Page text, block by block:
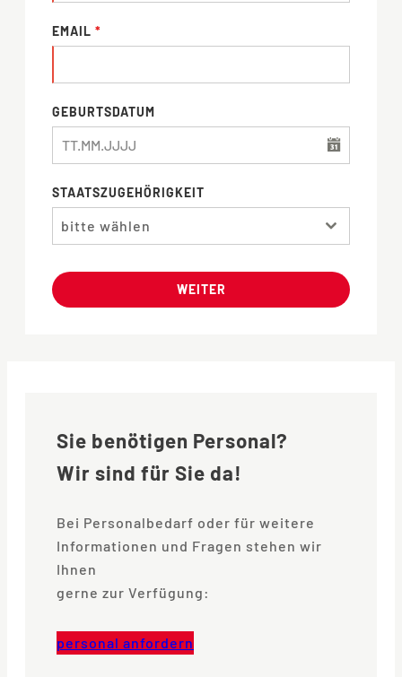
EMAIL *
GEBURTSDATUM
STAATSZUGEHÖRIGKEIT
bitte wählen
WEITER
Sie benötigen Personal?
Wir sind für Sie da!
Bei Personalbedarf oder für weitere
Informationen und Fragen stehen wir
Ihnen
gerne zur Verfügung:
personal anfordern